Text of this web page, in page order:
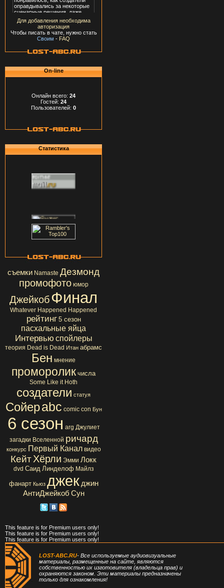
Для добавления необходима
авторизация
Чтобы писать в чате, нужно стать
Своим - FAQ
On-line
Онлайн всего: 24
Гостей: 24
Пользователей: 0
Статистика
съемки Namaste Дезмонд
промофото юмор
ДжейкобФинал
Whatever Happened Happened
рейтинг 5 сезон
пасхальные яйца
Интервью спойлеры
теория Dead is Dead Итан абрамс
Бен мнение
проморолик числа
Some Like it Hoth
создатели статуя
Сойерabc comic con Бун
6 сезон arg Джулиет
загадки Вселенной ричард
конкурс Первый Канал видео
КейтХёрли Эмми Локк
dvd Саид Линделоф Майлз
фанарт Кьюз джек джин
АнтиДжейкоб Сун
This feature is for Premium users only!
This feature is for Premium users only!
This feature is for Premium users only!
LOST-ABC.RU- Все используемые аудиовизуальные
материалы, размещенные на сайте, являются
собственностью их изготовителя (владельца прав) и
охраняются законом. Эти материалы предназначены
только для ознакомления!